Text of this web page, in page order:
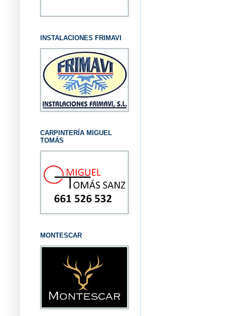
INSTALACIONES FRIMAVI
CARPINTERÍA MIGUEL
TOMÁS
MONTESCAR